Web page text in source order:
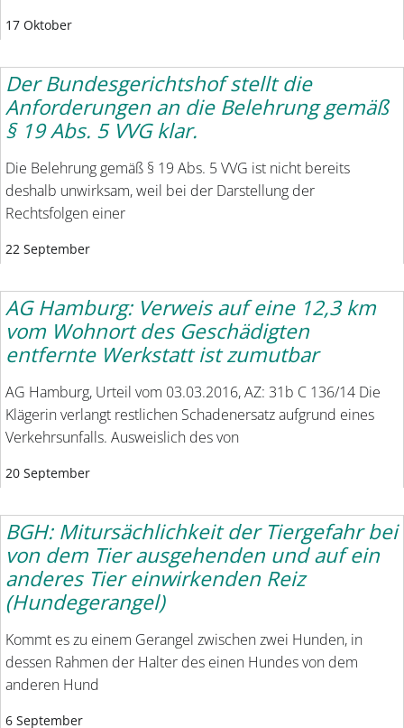
17 Oktober
Der Bundesgerichtshof stellt die
Anforderungen an die Belehrung gemäß
§ 19 Abs. 5 VVG klar.
Die Belehrung gemäß § 19 Abs. 5 VVG ist nicht bereits
deshalb unwirksam, weil bei der Darstellung der
Rechtsfolgen einer
22 September
AG Hamburg: Verweis auf eine 12,3 km
vom Wohnort des Geschädigten
entfernte Werkstatt ist zumutbar
AG Hamburg, Urteil vom 03.03.2016, AZ: 31b C 136/14 Die
Klägerin verlangt restlichen Schadenersatz aufgrund eines
Verkehrsunfalls. Ausweislich des von
20 September
BGH: Mitursächlichkeit der Tiergefahr bei
von dem Tier ausgehenden und auf ein
anderes Tier einwirkenden Reiz
(Hundegerangel)
Kommt es zu einem Gerangel zwischen zwei Hunden, in
dessen Rahmen der Halter des einen Hundes von dem
anderen Hund
6 September